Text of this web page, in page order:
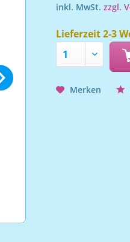
inkl. MwSt.zzgl.
Lieferzeit 2-3
Merken